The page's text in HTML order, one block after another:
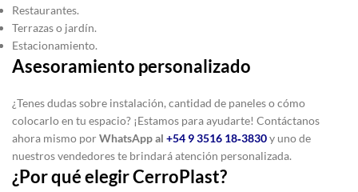
Restaurantes.
Terrazas o jardín.
Estacionamiento.
Asesoramiento personalizado
¿Tenes dudas sobre instalación, cantidad de paneles o cómo
colocarlo en tu espacio? ¡Estamos para ayudarte! Contáctanos
ahora mismo porWhatsApp al +54 9 3516 18‑3830y uno de
nuestros vendedores te brindará atención personalizada.
¿Por qué elegir CerroPlast?